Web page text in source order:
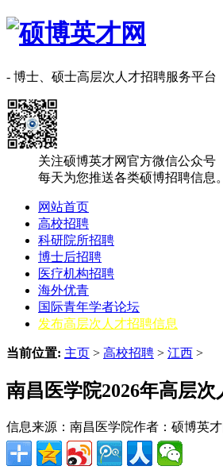
- 博士、硕士高层次人才招聘服务平台
关注硕博英才网官方微信公众号
每天为您推送各类硕博招聘信息。
网站首页
高校招聘
科研院所招聘
博士后招聘
医疗机构招聘
海外优青
国际青年学者论坛
发布高层次人才招聘信息
当前位置: 主页 > 高校招聘 > 江西 >
南昌医学院2026年高层
信息来源：南昌医学院作者：硕博英才